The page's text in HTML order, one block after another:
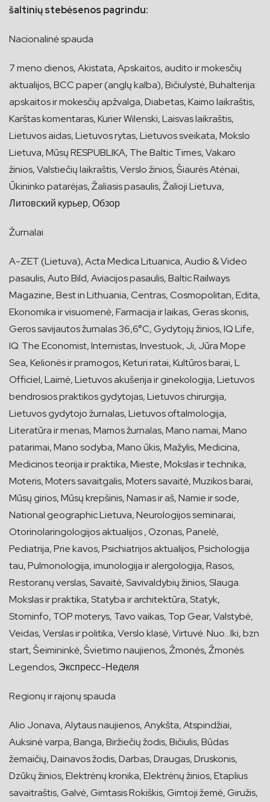
šaltinių stebėsenos pagrindu:
Nacionalinė spauda
7 meno dienos, Akistata, Apskaitos, audito ir mokesčių
aktualijos, BCC paper (anglų kalba), Bičiulystė, Buhalterija:
apskaitos ir mokesčių apžvalga, Diabetas, Kaimo laikraštis,
Karštas komentaras, Kurier Wilenski, Laisvas laikraštis,
Lietuvos aidas, Lietuvos rytas, Lietuvos sveikata, Mokslo
Lietuva, Mūsų RESPUBLIKA, The Baltic Times, Vakaro
žinios, Valstiečių laikraštis, Verslo žinios, Šiaurės Atėnai,
Ūkininko patarėjas, Žaliasis pasaulis, Žalioji Lietuva,
Литовский курьер, Обзор
Žurnalai
A-ZET (Lietuva), Acta Medica Lituanica, Audio & Video
pasaulis, Auto Bild, Aviacijos pasaulis, Baltic Railways
Magazine, Best in Lithuania, Centras, Cosmopolitan, Edita,
Ekonomika ir visuomenė, Farmacija ir laikas, Geras skonis,
Geros savijautos žurnalas 36,6°C, Gydytojų žinios, IQ Life,
IQ. The Economist, Internistas, Investuok, Ji, Jūra Mope
Sea, Kelionės ir pramogos, Keturi ratai, Kultūros barai, L
Officiel, Laimė, Lietuvos akušerija ir ginekologija, Lietuvos
bendrosios praktikos gydytojas, Lietuvos chirurgija,
Lietuvos gydytojo žurnalas, Lietuvos oftalmologija,
Literatūra ir menas, Mamos žurnalas, Mano namai, Mano
patarimai, Mano sodyba, Mano ūkis, Mažylis, Medicina,
Medicinos teorija ir praktika, Mieste, Mokslas ir technika,
Moteris, Moters savaitgalis, Moters savaitė, Muzikos barai,
Mūsų girios, Mūsų krepšinis, Namas ir aš, Namie ir sode,
National geographic Lietuva, Neurologijos seminarai,
Otorinolaringologijos aktualijos , Ozonas, Panelė,
Pediatrija, Prie kavos, Psichiatrijos aktualijos, Psichologija
tau, Pulmonologija, imunologija ir alergologija, Rasos,
Restoranų verslas, Savaitė, Savivaldybių žinios, Slauga.
Mokslas ir praktika, Statyba ir architektūra, Statyk,
Stominfo, TOP moterys, Tavo vaikas, Top Gear, Valstybė,
Veidas, Verslas ir politika, Verslo klasė, Virtuvė. Nuo…Iki, bzn
start, Šeimininkė, Švietimo naujienos, Žmonės, Žmonės.
Legendos, Экспресс-Неделя
Regionų ir rajonų spauda
Alio Jonava, Alytaus naujienos, Anykšta, Atspindžiai,
Auksinė varpa, Banga, Biržiečių žodis, Bičiulis, Būdas
žemaičių, Dainavos žodis, Darbas, Draugas, Druskonis,
Dzūkų žinios, Elektrėnų kronika, Elektrėnų žinios, Etaplius
savaitraštis, Galvė, Gimtasis Rokiškis, Gimtoji žemė, Giružis,